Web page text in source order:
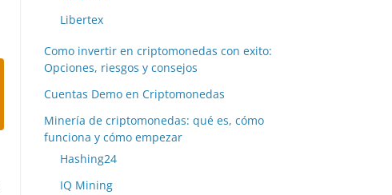
Libertex
Como invertir en criptomonedas con exito:
Opciones, riesgos y consejos
Cuentas Demo en Criptomonedas
Minería de criptomonedas: qué es, cómo
funciona y cómo empezar
Hashing24
IQ Mining